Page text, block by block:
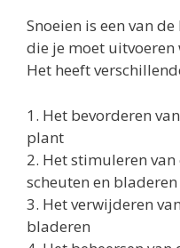
Snoeien is een van
die je moet
Het heeft
1. Het bevorderen
plant
2. Het stimuleren
scheuten en bladeren
3. Het verwijderen
bladeren